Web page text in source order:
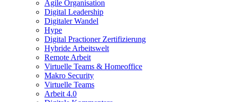
Agile Organisation
Digital Leadership
Digitaler Wandel
Hype
Digital Practioner Zertifizierung
Hybride Arbeitswelt
Remote Arbeit
Virtuelle Teams & Homeoffice
Makro Security
Virtuelle Teams
Arbeit 4.0